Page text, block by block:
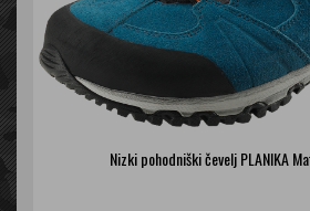
Nizki pohodniški čevelj PLANIKA